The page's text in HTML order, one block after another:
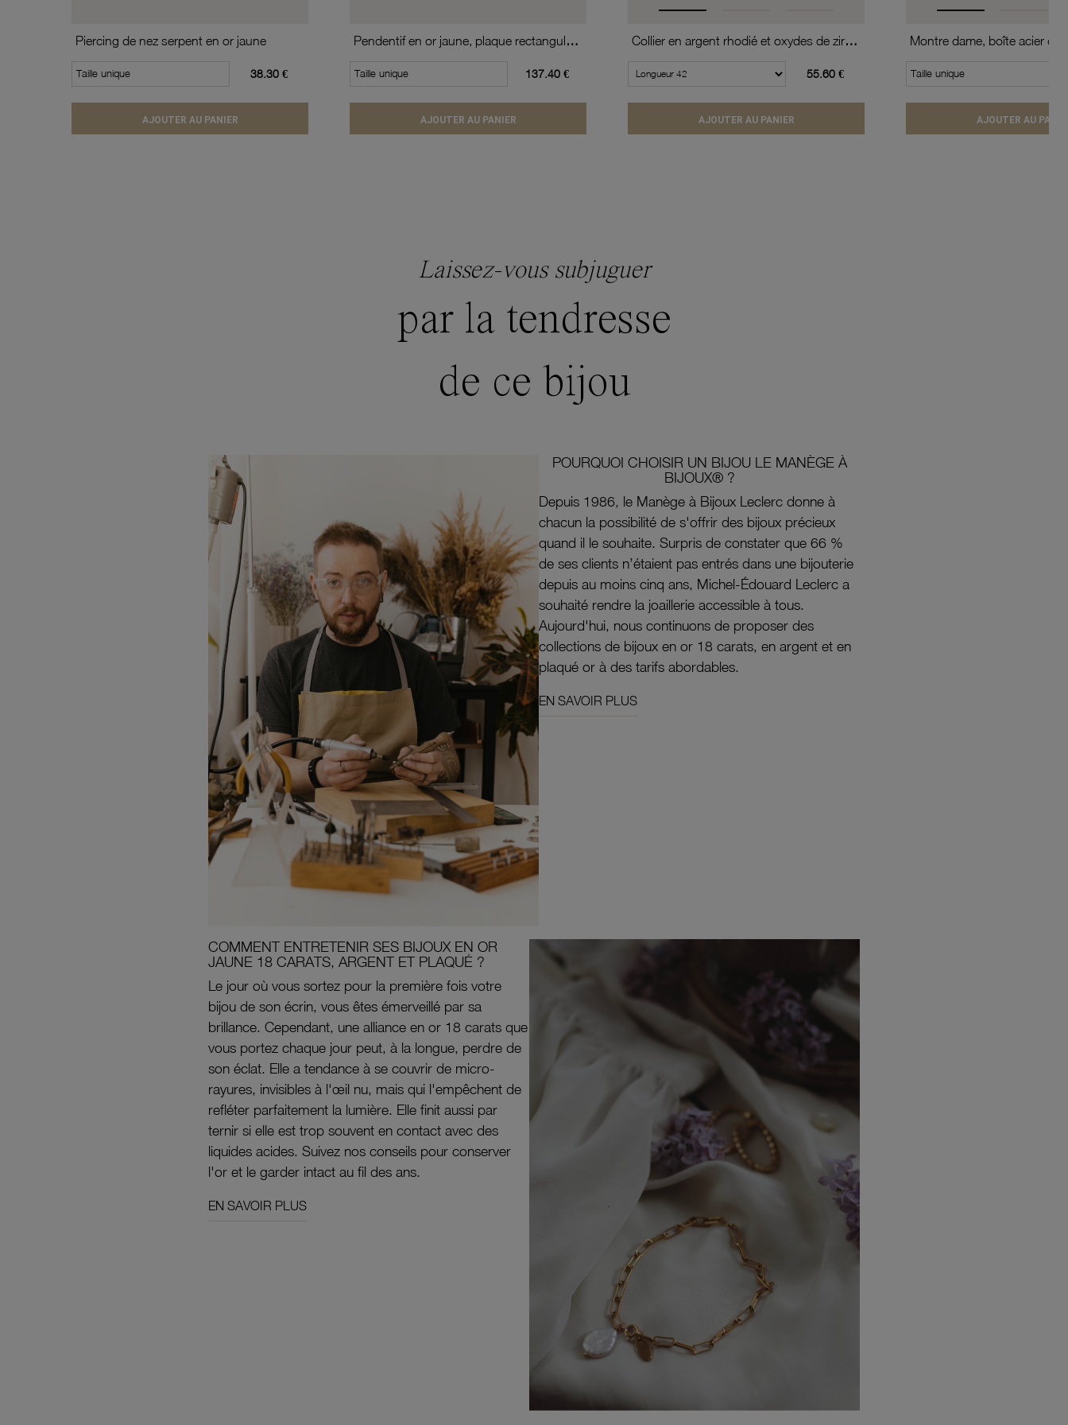
Piercing de nez serpent en or jaune
Taille unique 38.30 €
AJOUTER AU PANIER
Pendentif en or jaune, plaque rectangulaire
Taille unique 137.40 €
AJOUTER AU PANIER
Collier en argent rhodié et oxydes de zirconium
55.60 €
AJOUTER AU PANIER
Taille unique
AJOUTER AU
Laissez-vous subjuguer
par la tendresse
de ce bijou
POURQUOI CHOISIR UN BIJOU LE MANÈGE À
BIJOUX® ?
Depuis 1986, le Manège à Bijoux Leclerc donne à
chacun la possibilité de s'offrir des bijoux précieux
quand il le souhaite. Surpris de constater que 66 %
de ses clients n’étaient pas entrés dans une bijouterie
depuis au moins cinq ans, Michel-Édouard Leclerc a
souhaité rendre la joaillerie accessible à tous.
Aujourd'hui, nous continuons de proposer des
collections de bijoux en or 18 carats, en argent et en
plaqué or à des tarifs abordables.
EN SAVOIR PLUS
COMMENT ENTRETENIR SES BIJOUX EN OR
JAUNE 18 CARATS, ARGENT ET PLAQUÉ ?
Le jour où vous sortez pour la première fois votre
bijou de son écrin, vous êtes émerveillé par sa
brillance. Cependant, une alliance en or 18 carats que
vous portez chaque jour peut, à la longue, perdre de
son éclat. Elle a tendance à se couvrir de micro-
rayures, invisibles à l'œil nu, mais qui l'empêchent de
refléter parfaitement la lumière. Elle finit aussi par
ternir si elle est trop souvent en contact avec des
liquides acides. Suivez nos conseils pour conserver
l'or et le garder intact au fil des ans.
EN SAVOIR PLUS